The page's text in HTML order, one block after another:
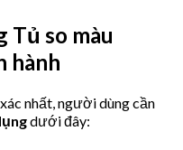
Tủ so màu
hành
nhất, người dùng cần
dưới đây: